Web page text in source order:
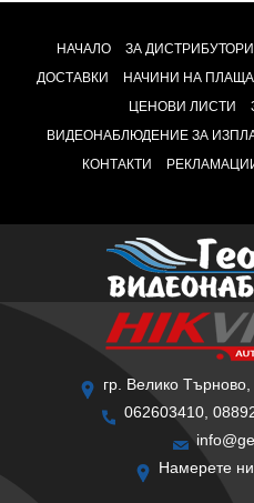
НАЧАЛО ЗА ДИСТРИБУТОРИ
ДОСТАВКИ
НАЧИНИ НА
ЦЕНОВИ ЛИСТИ
ВИДЕОНАБЛЮДЕНИЕ ЗА
КОНТАКТИ
гр. Велико
062603410,
Намерете